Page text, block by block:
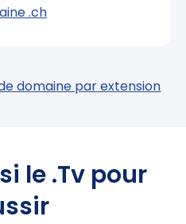
.ch
domaine par extension
le .Tv pour